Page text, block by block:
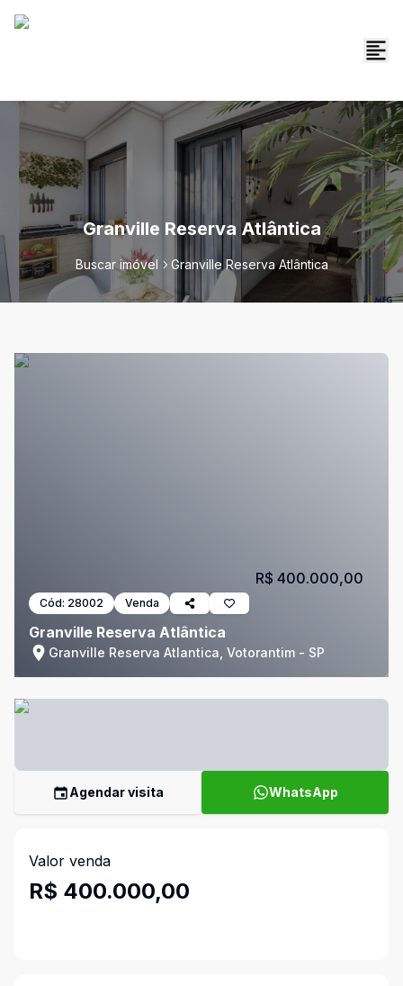
Granville Reserva Atlântica
Buscar imóvel Granville Reserva Atlântica
Cód: 28002 Venda
Granville Reserva Atlântica
Granville Reserva Atlantica, Votorantim - SP
R$ 400.000,00
Agendar visita WhatsApp
Valor venda
R$ 400.000,00